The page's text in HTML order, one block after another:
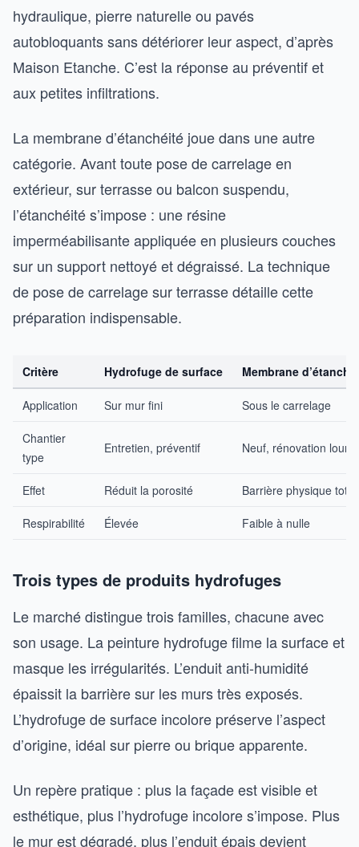
hydraulique, pierre naturelle ou pavés
autobloquants sans détériorer leur aspect, d’après
Maison Etanche. C’est la réponse au préventif et
aux petites infiltrations.
La membrane d’étanchéité joue dans une autre
catégorie. Avant toute pose de carrelage en
extérieur, sur terrasse ou balcon suspendu,
l’étanchéité s’impose : une résine
imperméabilisante appliquée en plusieurs couches
sur un support nettoyé et dégraissé. La technique
de pose de carrelage sur terrasse détaille cette
préparation indispensable.
Critère Hydrofuge de surface Membrane
Application Sur mur fini Sous le carrelage
Chantier
type
Entretien, préventif Neuf, rénovation
Effet Réduit la porosité Barrière physique
Respirabilité Élevée Faible à nulle
Trois types de produits hydrofuges
Le marché distingue trois familles, chacune avec
son usage. La peinture hydrofuge filme la surface et
masque les irrégularités. L’enduit anti-humidité
épaissit la barrière sur les murs très exposés.
L’hydrofuge de surface incolore préserve l’aspect
d’origine, idéal sur pierre ou brique apparente.
Un repère pratique : plus la façade est visible et
esthétique, plus l’hydrofuge incolore s’impose. Plus
le mur est dégradé, plus l’enduit épais devient